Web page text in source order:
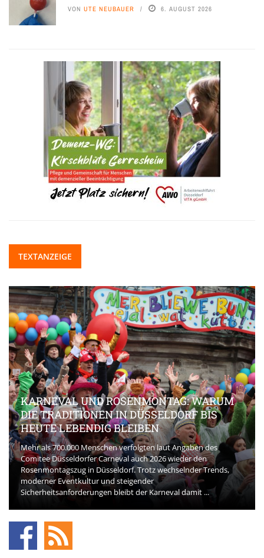
VON UTE NEUBAUER 6. AUGUST 2026
TEXTANZEIGE
KARNEVAL UND ROSENMONTAG: WARUM
DIE TRADITIONEN IN DÜSSELDORF BIS
HEUTE LEBENDIG BLEIBEN
Mehr als 700.000 Menschen verfolgten laut Angaben des
Comitee Düsseldorfer Carneval auch 2026 wieder den
Rosenmontagszug in Düsseldorf. Trotz wechselnder Trends,
moderner Eventkultur und steigender
Sicherheitsanforderungen bleibt der Karneval damit ...